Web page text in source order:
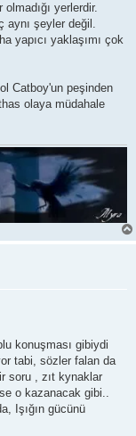
yerlerdir.
aynı şeyler değil.
yapıcı yaklaşımı çok
Catboy'un peşinden
olaya müdahale
konuşması gibiydi
tabi, sözler falan da
soru , zıt kynaklar
o kazanacak gibi..
Işığın gücünü